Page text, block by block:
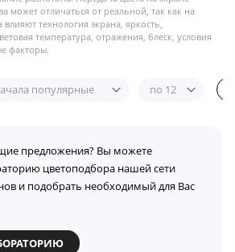
может отличаться от реальной, так как на
влияют технология экрана, яркость,
температура, отражения, блеск, условия
факторы.
популярные по 12
предложения? Вы можете
цветоподбора нашей сети
и подобрать необходимый для Вас